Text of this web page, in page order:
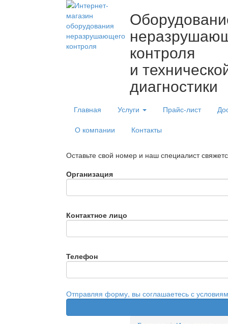
контроля
и
диагностики
Главная Услуги Прайс-лист
О компании
Контакты
Оставьте свой номер и наш специалист
Организация
Контактное лицо
Телефон
Отправляя форму, вы соглашаетесь с